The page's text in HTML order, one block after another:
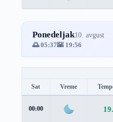
Ponedeljak10. avgust
🌅 05:37🌇 19:56
Sat Vreme
00:00